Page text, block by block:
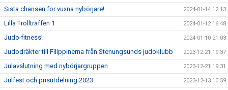
Sista chansen för vuxna nybörjare! 2024-01-14 12:13
Lilla Trollträffen 1 2024-01-12 16:48
Judo-fitness! 2024-01-10 21:03
Judodräkter till Filippinerna från Stenungsunds judoklubb 2023-12-21 19:37
Julavslutning med nybörjargruppen 2023-12-21 19:31
Julfest och prisutdelning 2023 2023-12-13 10:59